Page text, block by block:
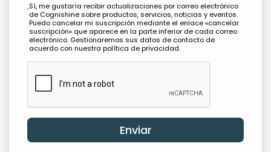
Sí, me gustaría recibir actualizaciones por correo electrónico
de Cognishine sobre productos, servicios, noticias y eventos.
Puedo cancelar mi suscripción mediante el enlace «cancelar
suscripción» que aparece en la parte inferior de cada correo
electrónico. Gestionaremos sus datos de contacto de
acuerdo con nuestra política de privacidad.